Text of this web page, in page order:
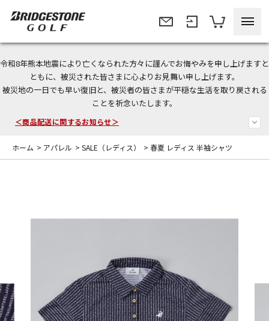
令和8年熊本地震により亡くなられた方々に謹んでお悔やみを申し上げますと
ともに、被災された皆さまに心よりお見舞い申し上げます。
被災地の一日でも早い復旧と、被災者の皆さまが平穏な生活を取り戻される
ことを祈念いたします。
＜夏季休暇中のご注文・発送・お問い合わせ＞
今なら新規会員登録で1,000円OFFクーポンプレゼント！
＜商品配送に関するお知らせ＞
ホーム > アパレル > SALE（レディス） > 春夏 レディス 半袖シャツ